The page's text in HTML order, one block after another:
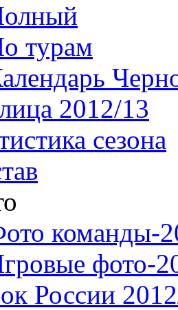
турам
2012/13
сезона
команды-
фото-
России